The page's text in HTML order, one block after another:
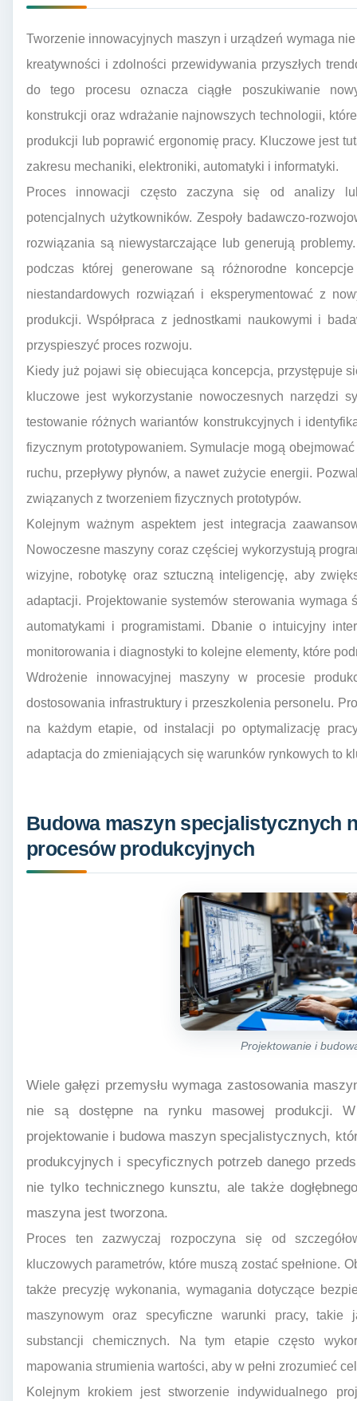
Tworzenie innowacyjnych maszyn i urządzeń wymaga
kreatywności i zdolności przewidywania przyszłych
do tego procesu oznacza ciągłe poszukiwanie
konstrukcji oraz wdrażanie najnowszych technologii,
produkcji lub poprawić ergonomię pracy. Kluczowe jest
zakresu mechaniki, elektroniki, automatyki i informatyki.
Proces innowacji często zaczyna się od analizy
potencjalnych użytkowników. Zespoły badawczo-
rozwiązania są niewystarczające lub generują
podczas której generowane są różnorodne
niestandardowych rozwiązań i eksperymentować z
produkcji. Współpraca z jednostkami naukowymi i
przyspieszyć proces rozwoju.
Kiedy już pojawi się obiecująca koncepcja, przystępuje
kluczowe jest wykorzystanie nowoczesnych narzędzi
testowanie różnych wariantów konstrukcyjnych i
fizycznym prototypowaniem. Symulacje mogą
ruchu, przepływy płynów, a nawet zużycie energii.
związanych z tworzeniem fizycznych prototypów.
Kolejnym ważnym aspektem jest integracja
Nowoczesne maszyny coraz częściej wykorzystują
wizyjne, robotykę oraz sztuczną inteligencję, aby
adaptacji. Projektowanie systemów sterowania wymaga
automatykami i programistami. Dbanie o intuicyjny
monitorowania i diagnostyki to kolejne elementy, które
Wdrożenie innowacyjnej maszyny w procesie
dostosowania infrastruktury i przeszkolenia personelu.
na każdym etapie, od instalacji po optymalizację
adaptacja do zmieniających się warunków rynkowych to
Budowa maszyn specjalistycznych
procesów produkcyjnych
Projektowanie i
Wiele gałęzi przemysłu wymaga zastosowania
nie są dostępne na rynku masowej produkcji.
projektowanie i budowa maszyn specjalistycznych,
produkcyjnych i specyficznych potrzeb danego
nie tylko technicznego kunsztu, ale także
maszyna jest tworzona.
Proces ten zazwyczaj rozpoczyna się od
kluczowych parametrów, które muszą zostać spełnione.
także precyzję wykonania, wymagania dotyczące
maszynowym oraz specyficzne warunki pracy, takie
substancji chemicznych. Na tym etapie często
mapowania strumienia wartości, aby w pełni zrozumieć
Kolejnym krokiem jest stworzenie indywidualnego